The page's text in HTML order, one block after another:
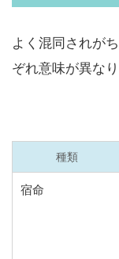
よく混同されが
ぞれ意味が異なり
種類
宿命